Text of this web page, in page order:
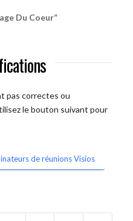
Du Coeur”
pas correctes ou
le bouton suivant pour
de réunions Visios